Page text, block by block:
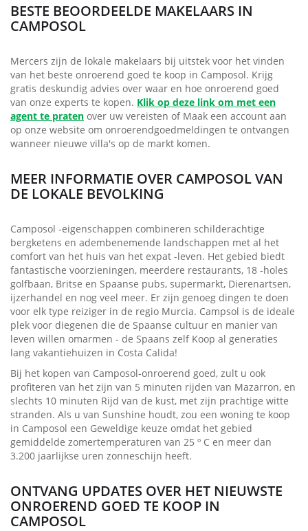
BESTE BEOORDEELDE MAKELAARS IN
CAMPOSOL
Mercers zijn de lokale makelaars bij uitstek voor het vinden
van het beste onroerend goed te koop in Camposol. Krijg
gratis deskundig advies over waar en hoe onroerend goed
van onze experts te kopen. Klik op deze link om met een
agent te praten over uw vereisten of Maak een account aan
op onze website om onroerendgoedmeldingen te ontvangen
wanneer nieuwe villa's op de markt komen.
MEER INFORMATIE OVER CAMPOSOL VAN
DE LOKALE BEVOLKING
Camposol -eigenschappen combineren schilderachtige
bergketens en adembenemende landschappen met al het
comfort van het huis van het expat -leven. Het gebied biedt
fantastische voorzieningen, meerdere restaurants, 18 -holes
golfbaan, Britse en Spaanse pubs, supermarkt, Dierenartsen,
ijzerhandel en nog veel meer. Er zijn genoeg dingen te doen
voor elk type reiziger in de regio Murcia. Campsol is de ideale
plek voor diegenen die de Spaanse cultuur en manier van
leven willen omarmen - de Spaans zelf Koop al generaties
lang vakantiehuizen in Costa Calida!
Bij het kopen van Camposol-onroerend goed, zult u ook
profiteren van het zijn van 5 minuten rijden van Mazarron, en
slechts 10 minuten Rijd van de kust, met zijn prachtige witte
stranden. Als u van Sunshine houdt, zou een woning te koop
in Camposol een Geweldige keuze omdat het gebied
gemiddelde zomertemperaturen van 25 º C en meer dan
3.200 jaarlijkse uren zonneschijn heeft.
ONTVANG UPDATES OVER HET NIEUWSTE
ONROEREND GOED TE KOOP IN
CAMPOSOL